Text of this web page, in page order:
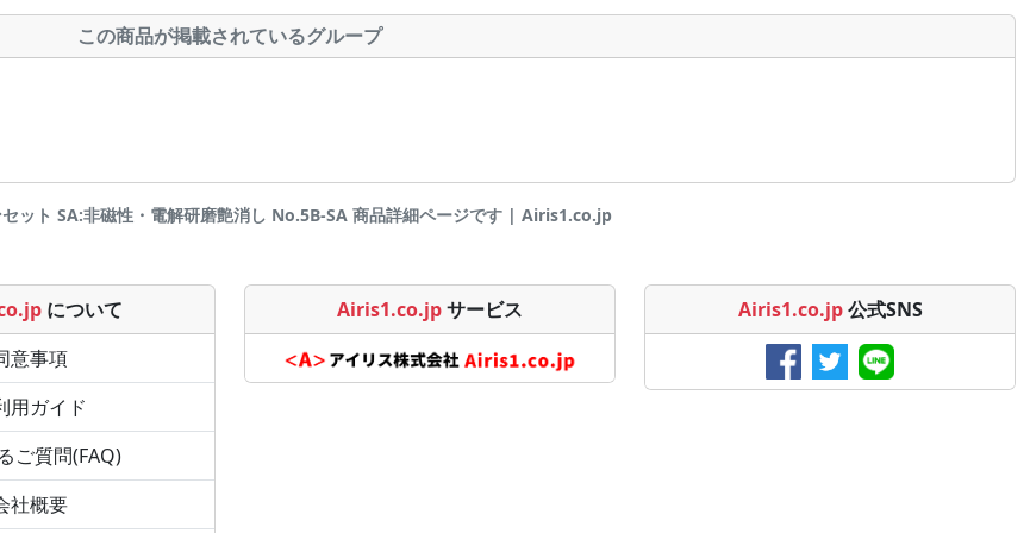
この商品が掲載されているグループ
ット SA:非磁性・電解研磨艶消し No.5B-SA 商品詳細ページです | Airis1.co.jp
について
意事項
用ガイド
ご質問(FAQ)
社概要
Airis1.co.jpサービス Airis1.co.jp 公式SNS